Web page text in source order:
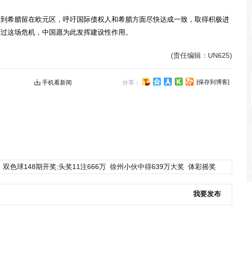
腊留在欧元区，呼吁国际债权人和希腊方面尽快达成一致，取得积极进
这场危机，中国愿为此发挥建设性作用。
(责任编辑：UN625)
分享： [保存到博客]
手机看新闻
双色球148期开奖:头奖11注666万 徐州小伙中得639万大奖 体彩摇奖
我要发布